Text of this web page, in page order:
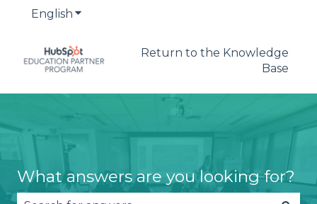
English Show submenu for translations
Return to the Knowledge
Base
What answers are you looking for?